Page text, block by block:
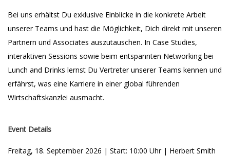
Bei uns erhältst Du exklusive Einblicke in die konkrete Arbeit
unserer Teams und hast die Möglichkeit, Dich direkt mit unseren
Partnern und Associates auszutauschen. In Case Studies,
interaktiven Sessions sowie beim entspannten Networking bei
Lunch and Drinks lernst Du Vertreter unserer Teams kennen und
erfährst, was eine Karriere in einer global führenden
Wirtschaftskanzlei ausmacht.
Event Details
Freitag, 18. September 2026 | Start: 10:00 Uhr | Herbert Smith